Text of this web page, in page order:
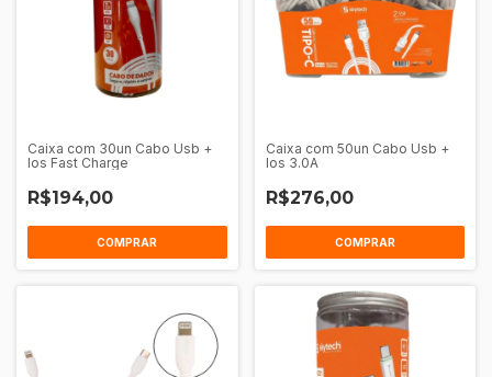
Caixa com 30un Cabo Usb +
Ios Fast Charge
R$194,00
COMPRAR
Caixa com 50un Cabo Usb +
Ios 3.0A
R$276,00
COMPRAR